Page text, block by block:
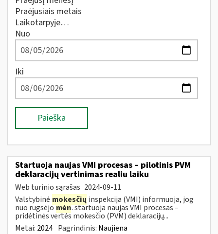
Praėjusiais metais
Laikotarpyje…
Nuo
Iki
Paieška
Startuoja naujas VMI procesas – pilotinis PVM
deklaracijų vertinimas realiu laiku
Web turinio sąrašas 2024-09-11
Valstybinė mokesčių inspekcija (VMI) informuoja, jog
nuo rugsėjomėn. startuoja naujas VMI procesas –
pridėtinės vertės mokesčio (PVM) deklaracijų...
Metai: 2024 Pagrindinis: Naujiena